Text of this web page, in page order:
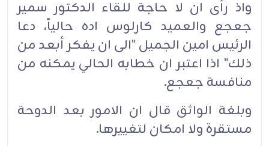
واذ رأى ان لا حاجة للقاء الدكتور سمير
جعجع والعميد كارلوس اده حالياً، دعا
الرئيس امين الجميل "الى ان يفكر أبعد من
ذلك" اذا اعتبر ان خطابه الحالي يمكنه من
منافسة جعجع.
وبلغة الواثق قال ان الامور بعد الدوحة
مستقرة ولا امكان لتغييرها.